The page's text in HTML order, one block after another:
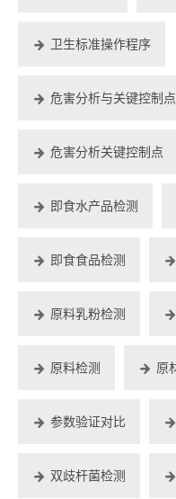
卫生标准操作程序
危害分析与关键控制
危害分析关键控制点
即食水产品检测
即食食品检测
原料乳粉检测
原料检测 原
参数验证对比
双歧杆菌检测